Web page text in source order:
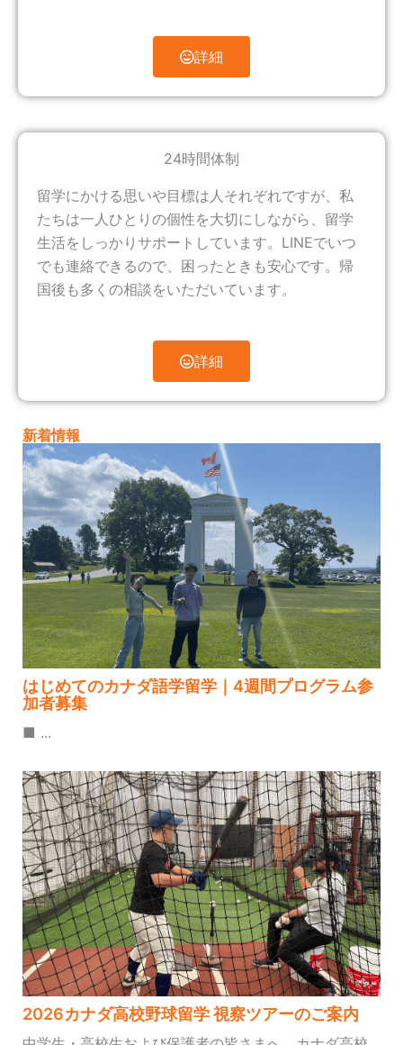
詳細
24時間体制
留学にかける思いや目標は人それぞれですが、私
たちは一人ひとりの個性を大切にしながら、留学
生活をしっかりサポートしています。LINEでいつ
でも連絡できるので、困ったときも安心です。帰
国後も多くの相談をいただいています。
詳細
新着情報
はじめてのカナダ語学留学｜4週間プログラム参
加者募集
■ ...
2026カナダ高校野球留学 視察ツアーのご案内